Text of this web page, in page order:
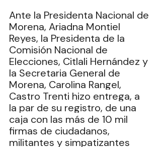
Ante la Presidenta Nacional de
Morena, Ariadna Montiel
Reyes, la Presidenta de la
Comisión Nacional de
Elecciones, Citlali Hernández y
la Secretaria General de
Morena, Carolina Rangel,
Castro Trenti hizo entrega, a
la par de su registro, de una
caja con las más de 10 mil
firmas de ciudadanos,
militantes y simpatizantes